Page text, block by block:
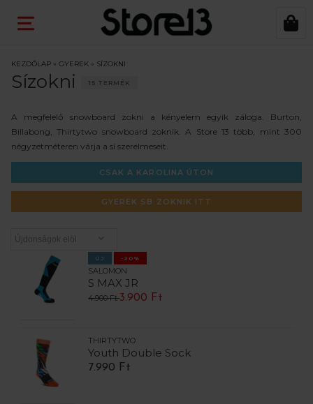
KEZDŐLAP » GYEREK » SÍZOKNI
Sízokni 15 TERMÉK
A megfelelő snowboard zokni a kényelem egyik záloga. Burton,
Billabong, Thirtytwo snowboard zoknik. A Store 13 több, mint 300
négyzetméteren várja a sí szerelmeseit.
CSAK A KAROLINA ÚTON
GYEREK SB ZOKNIK ITT
ÚJ -20%
SALOMON
S MAX JR
4.900 Ft3.900 Ft
THIRTYTWO
Youth Double Sock
7.990 Ft